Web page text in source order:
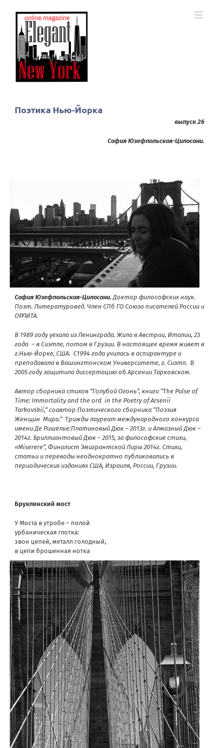
Поэтика Нью-Йорка
выпуск 26
София Юзефпольская-Цилосани.
София Юзефпольская-Цилосани. Доктор философских наук.
Поэт. Литературовед. Член СПб ГО Союза писателей России и
ОРЛИТА.
В 1989 году уехала из Ленинграда. Жила в Австрии, Италии, 23
года – в Сиэтле, потом в Грузии. В настоящее время живет в
г.Нью-Йорке, США. С1994 года училась в аспирантуре и
преподавала в Вашингтонском Университете, г. Сиэтл. В
2005 году защитила диссертацию об Арсении Тарковском.
Автор сборника стихов “Голубой Огонь”, книги “The Pulse of
Time: Immortality and the ord in the Poetry of Arsenii
Tarkovskii,” соавтор Поэтического сборника “Поэзия
Женщин Мира.” Трижды лауреат международного конкурса
имени Де Ришелье:Платиновый Дюк – 2013г. и Алмазный Дюк –
2014г. Бриллиантовый Дюк – 2015, за философские стихи,
«Miserere“, Финалист Эмигрантской Лиры 2014г. Стихи,
статьи и переводы неоднократно публиковались в
периодических изданиях США, Израиля, России, Грузии.
Бруклинский мост
У Моста в утробе – полой
урбаническая глотка:
звон цепей, металл голодный,
в цепи брошенная нотка